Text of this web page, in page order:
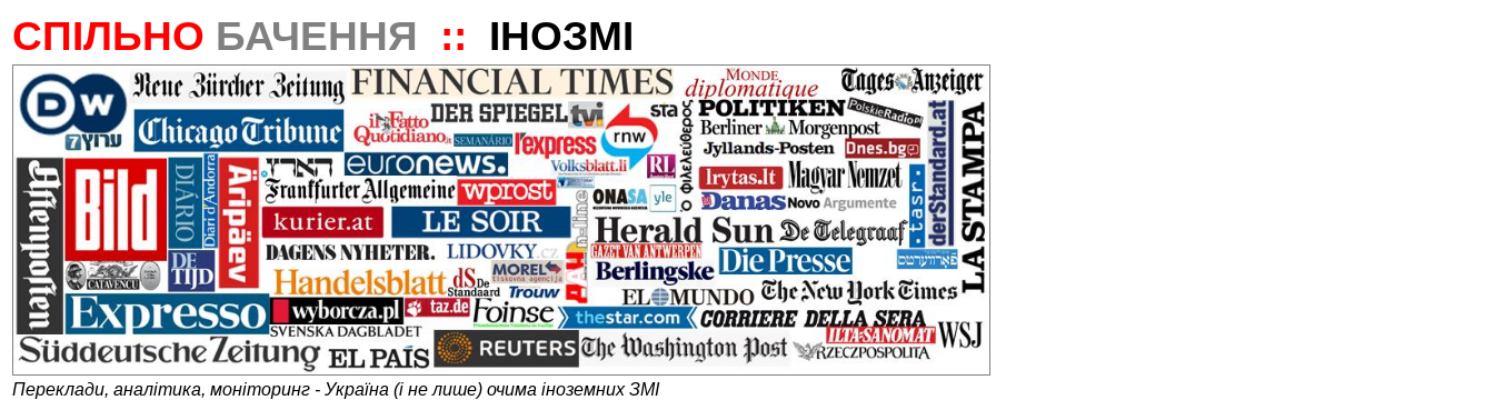
СПІЛЬНО БАЧЕННЯ :: ІНОЗМІ
Переклади, аналітика, моніторинг - Україна (і не лише) очима іноземних ЗМІ